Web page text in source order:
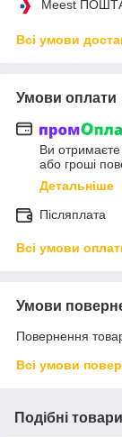
Meest
Всі умови
Умови оплати
Ви
або гроші
Детальніше
Післяплата
Всі умови
Умови
Повернення
Всі умови
Подібні